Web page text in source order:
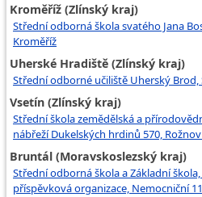
Kroměříž (Zlínský kraj)
Střední odborná škola svatého Jana
Kroměříž
Uherské Hradiště (Zlínský kraj)
Střední odborné učiliště Uherský Brod,
Vsetín (Zlínský kraj)
Střední škola zemědělská a
nábřeží Dukelských hrdinů 570,
Bruntál (Moravskoslezský kraj)
Střední odborná škola a Základní
příspěvková organizace, Nemocniční